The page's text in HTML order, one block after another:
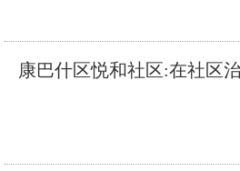
康巴什区悦和社区:在社区